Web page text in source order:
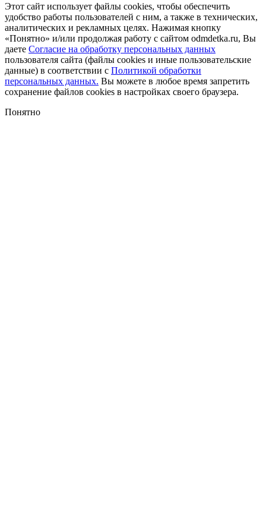
Этот сайт использует файлы cookies, чтобы обеспечить
удобство работы пользователей с ним, а также в технических,
аналитических и рекламных целях. Нажимая кнопку
«Понятно» и/или продолжая работу с сайтом odmdetka.ru, Вы
даете Согласие на обработку персональных данных
пользователя сайта (файлы cookies и иные пользовательские
данные) в соответствии с Политикой обработки
персональных данных. Вы можете в любое время запретить
сохранение файлов cookies в настройках своего браузера.
Понятно